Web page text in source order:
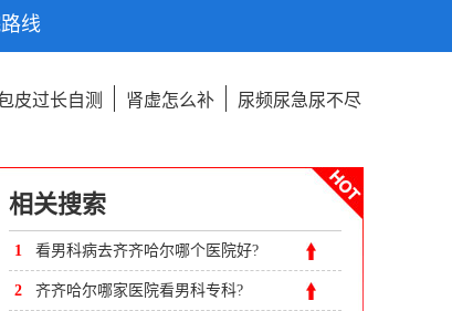
线
皮过长自测 肾虚怎么补 尿频尿急尿不尽
相关搜索
1 看男科病去齐齐哈尔哪个医院好?
2 齐齐哈尔哪家医院看男科专科?